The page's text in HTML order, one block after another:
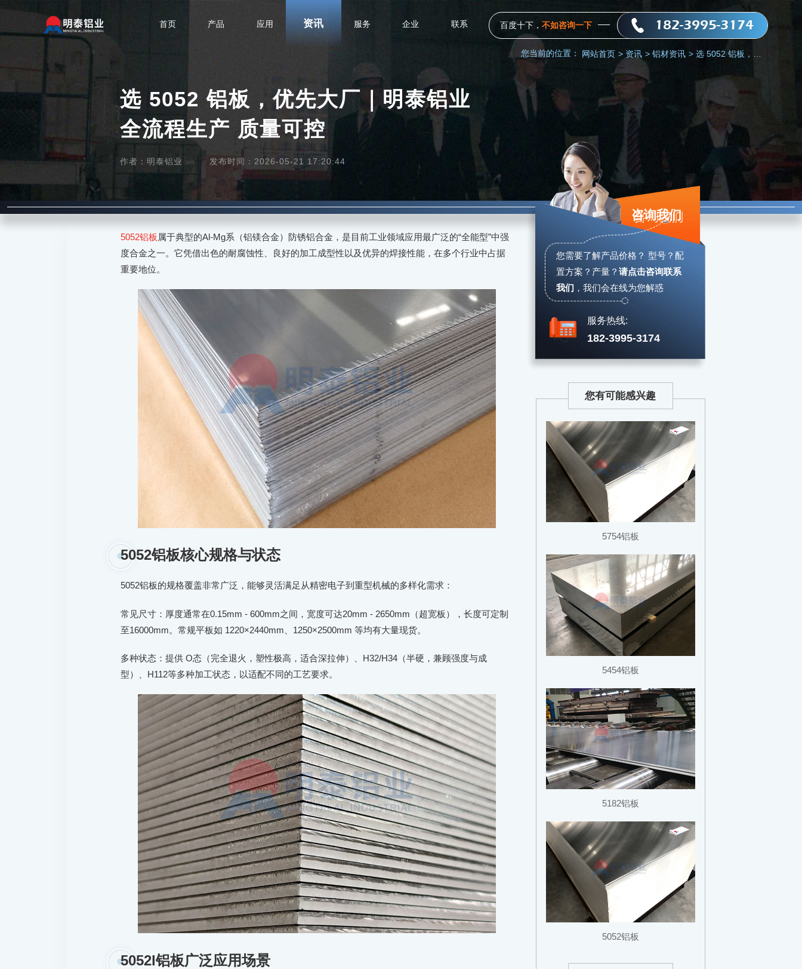
首页 产品 应用 资讯 服务 企业 联系 百度十下， 不如咨询一下 182-3995-3174
您当前的位置： 网站首页 > 资讯 > 铝材资讯 > 选 5052 铝板，优先大厂｜明泰铝业 全流程生产 质量可控
选 5052 铝板，优先大厂｜明泰铝业
全流程生产 质量可控
作者：明泰铝业 发布时间：2026-05-21 17:20:44
5052铝板 属于典型的Al-Mg系（铝镁合金）防锈铝合金，是目前工业领域应用最广泛的“全能型”中强
度合金之一。它凭借出色的耐腐蚀性、良好的加工成型性以及优异的焊接性能，在多个行业中占据
重要地位。
5052铝板核心规格与状态
5052铝板的规格覆盖非常广泛，能够灵活满足从精密电子到重型机械的多样化需求：
常见尺寸：厚度通常在0.15mm - 600mm之间，宽度可达20mm - 2650mm（超宽板），长度可定制
至16000mm。常规平板如 1220×2440mm、1250×2500mm 等均有大量现货。
多种状态：提供 O态（完全退火，塑性极高，适合深拉伸）、H32/H34（半硬，兼顾强度与成
型）、H112等多种加工状态，以适配不同的工艺要求。
5052l铝板广泛应用场景
咨询我们
您需要了解产品价格？ 型号？配
置方案？产量？ 请点击咨询联系
我们 ， 我们会在线为您解惑
服务热线:
182-3995-3174
您有可能感兴趣
5754铝板
5454铝板
5182铝板
5052铝板